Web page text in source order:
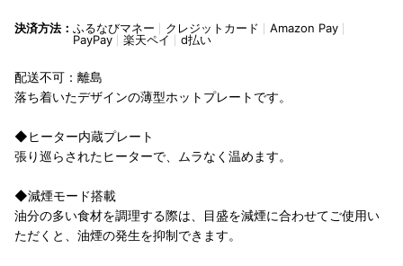
決済方法： ふるなびマネー クレジットカード
Amazon Pay
PayPay
楽天ペイ d払い
配送不可：離島
落ち着いたデザインの薄型ホットプレートです。
◆ヒーター内蔵プレート
張り巡らされたヒーターで、ムラなく温めます。
◆減煙モード搭載
油分の多い食材を調理する際は、目盛を減煙に合わせてご使用い
ただくと、油煙の発生を抑制できます。